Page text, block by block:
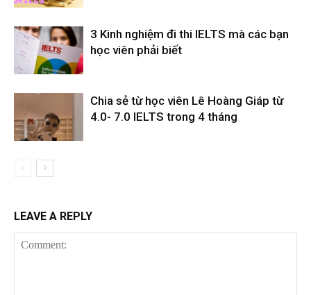
3 Kinh nghiệm đi thi IELTS mà các bạn
học viên phải biết
Chia sẻ từ học viên Lê Hoàng Giáp từ
4.0- 7.0 IELTS trong 4 tháng
LEAVE A REPLY